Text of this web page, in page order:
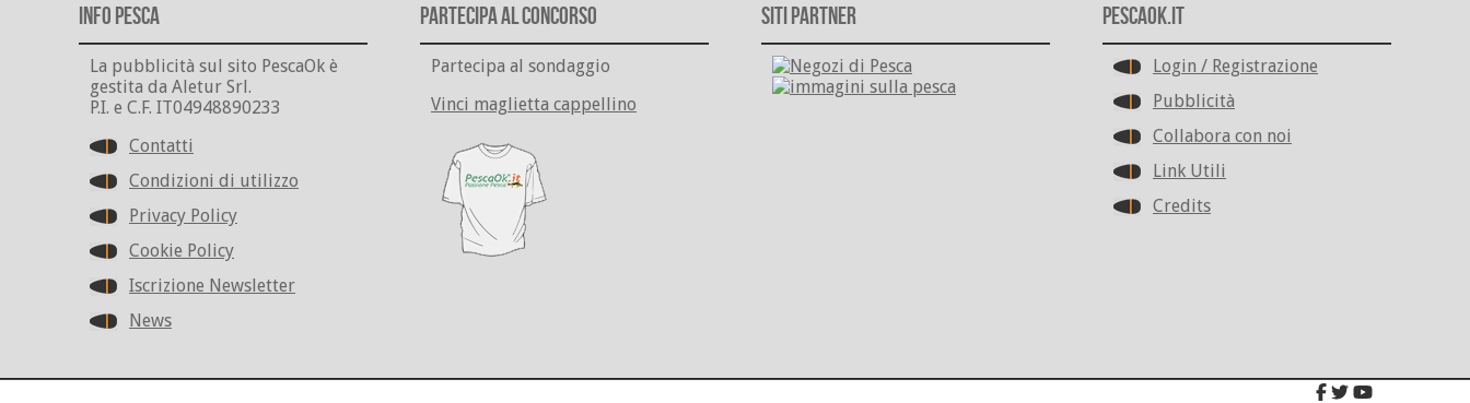
Info Pesca
La pubblicità sul sito PescaOk è
gestita da Aletur Srl.
P.I. e C.F. IT04948890233
Contatti
Condizioni di utilizzo
Privacy Policy
Cookie Policy
Iscrizione Newsletter
News
Partecipa al Concorso
Partecipa al sondaggio
Vinci maglietta cappellino
Siti Partner PescaOk.it
Login / Registrazione
Pubblicità
Collabora con noi
Link Utili
Credits